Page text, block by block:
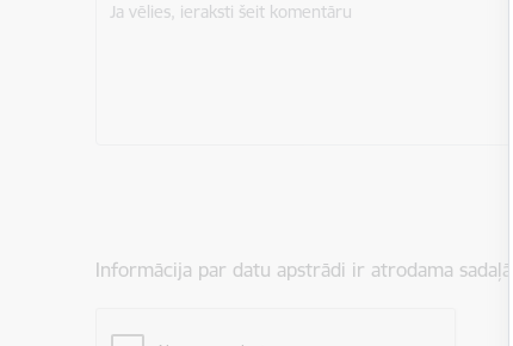
Ja vēlies, ieraksti šeit komentāru
Informācija par datu apstrādi ir atrodama sadaļā: